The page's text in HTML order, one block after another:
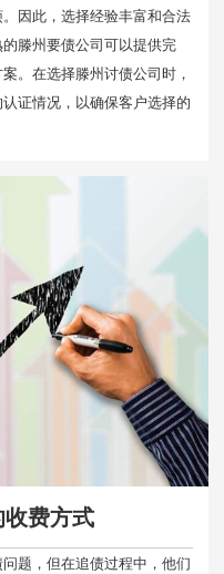
因此，选择经验丰富和合法
滕州要债公司可以提供完
。在选择滕州讨债公司时，
证情况，以确保客户选择的
费方式
题，但在追债过程中，他们